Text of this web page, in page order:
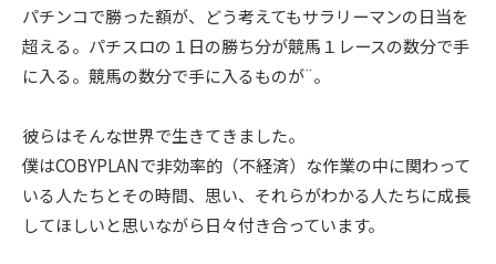
パチンコで勝った額が、どう考えてもサラリーマンの日当を
超える。パチスロの１日の勝ち分が競馬１レースの数分で手
に入る。競馬の数分で手に入るものが¨。
彼らはそんな世界で生きてきました。
僕はCOBYPLANで非効率的（不経済）な作業の中に関わって
いる人たちとその時間、思い、それらがわかる人たちに成長
してほしいと思いながら日々付き合っています。